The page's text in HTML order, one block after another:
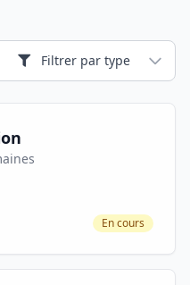
Filtrer par type
En cours